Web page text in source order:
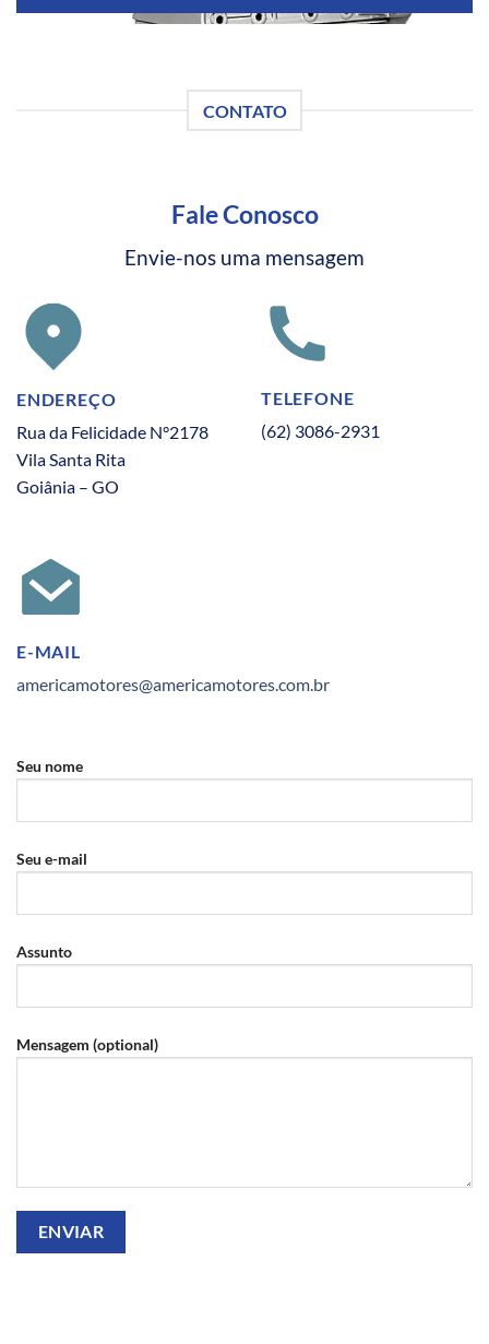
CONTATO
Fale Conosco
Envie-nos uma mensagem
ENDEREÇO
Rua da Felicidade N°2178
Vila Santa Rita
Goiânia – GO
TELEFONE
(62) 3086-2931
E-MAIL
americamotores@americamotores.com.br
Seu nome
Seu e-mail
Assunto
Mensagem (optional)